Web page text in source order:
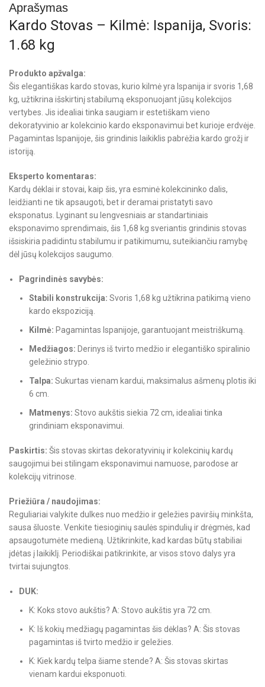
Aprašymas
Kardo Stovas – Kilmė: Ispanija, Svoris:
1.68 kg
Produkto apžvalga:
Šis elegantiškas kardo stovas, kurio kilmė yra Ispanija ir svoris 1,68
kg, užtikrina išskirtinį stabilumą eksponuojant jūsų kolekcijos
vertybes. Jis idealiai tinka saugiam ir estetiškam vieno
dekoratyvinio ar kolekcinio kardo eksponavimui bet kurioje erdvėje.
Pagamintas Ispanijoje, šis grindinis laikiklis pabrėžia kardo grožį ir
istoriją.
Eksperto komentaras:
Kardų dėklai ir stovai, kaip šis, yra esminė kolekcininko dalis,
leidžianti ne tik apsaugoti, bet ir deramai pristatyti savo
eksponatus. Lyginant su lengvesniais ar standartiniais
eksponavimo sprendimais, šis 1,68 kg sveriantis grindinis stovas
išsiskiria padidintu stabilumu ir patikimumu, suteikiančiu ramybę
dėl jūsų kolekcijos saugumo.
Pagrindinės savybės:
Stabili konstrukcija: Svoris 1,68 kg užtikrina patikimą vieno
kardo ekspoziciją.
Kilmė: Pagamintas Ispanijoje, garantuojant meistriškumą.
Medžiagos: Derinys iš tvirto medžio ir elegantiško spiralinio
geležinio strypo.
Talpa: Sukurtas vienam kardui, maksimalus ašmenų plotis iki
6 cm.
Matmenys: Stovo aukštis siekia 72 cm, idealiai tinka
grindiniam eksponavimui.
Paskirtis: Šis stovas skirtas dekoratyvinių ir kolekcinių kardų
saugojimui bei stilingam eksponavimui namuose, parodose ar
kolekcijų vitrinose.
Priežiūra / naudojimas:
Reguliariai valykite dulkes nuo medžio ir geležies paviršių minkšta,
sausa šluoste. Venkite tiesioginių saulės spindulių ir drėgmės, kad
apsaugotumėte medieną. Užtikrinkite, kad kardas būtų stabiliai
įdėtas į laikiklį. Periodiškai patikrinkite, ar visos stovo dalys yra
tvirtai sujungtos.
DUK:
K: Koks stovo aukštis? A: Stovo aukštis yra 72 cm.
K: Iš kokių medžiagų pagamintas šis dėklas? A: Šis stovas
pagamintas iš tvirto medžio ir geležies.
K: Kiek kardų telpa šiame stende? A: Šis stovas skirtas
vienam kardui eksponuoti.